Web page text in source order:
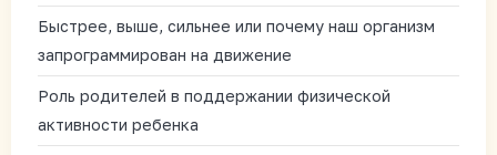
Быстрее, выше, сильнее или почему наш организм
запрограммирован на движение
Роль родителей в поддержании физической
активности ребенка